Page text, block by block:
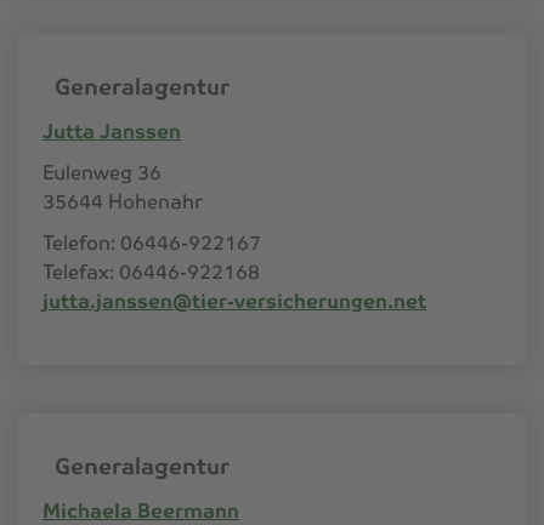
Generalagentur
Jutta Janssen
Eulenweg 36
35644 Hohenahr
Telefon: 06446-922167
Telefax: 06446-922168
jutta.janssen@tier-versicherungen.net
Generalagentur
Michaela Beermann